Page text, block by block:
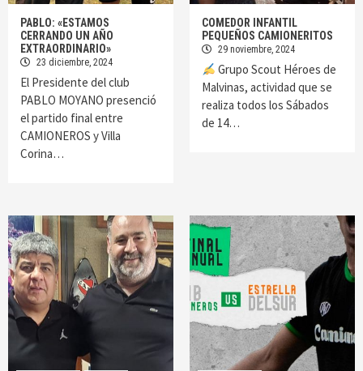
PABLO: «ESTAMOS
CERRANDO UN AÑO
EXTRAORDINARIO»
23 diciembre, 2024
El Presidente del club
PABLO MOYANO presenció
el partido final entre
CAMIONEROS y Villa
Corina…
COMEDOR INFANTIL
PEQUEÑOS CAMIONERITOS
29 noviembre, 2024
Grupo Scout Héroes de
Malvinas, actividad que se
realiza todos los Sábados
de 14…